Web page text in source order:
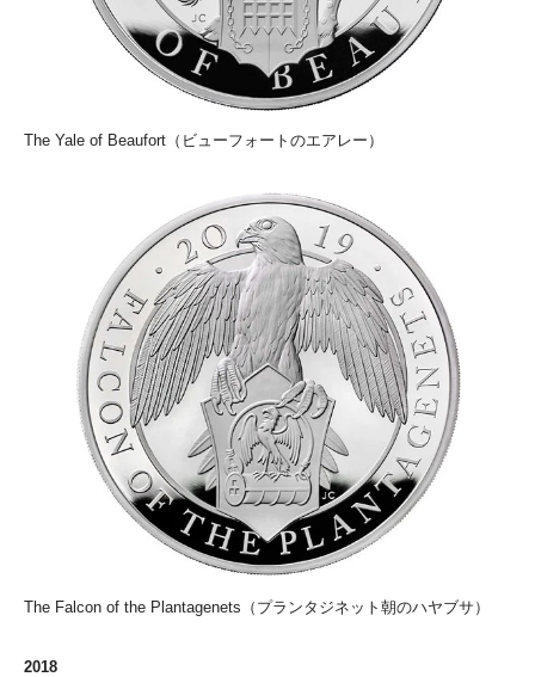
The Yale of Beaufort（ビューフォートのエアレー）
The Falcon of the Plantagenets（プランタジネット朝のハヤブサ）
2018